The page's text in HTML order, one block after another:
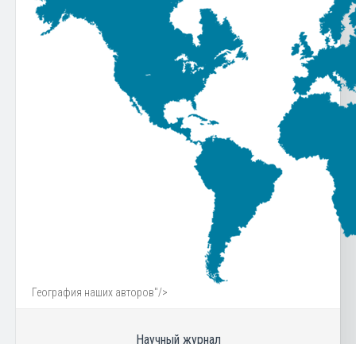
География наших авторов"/>
Научный журнал